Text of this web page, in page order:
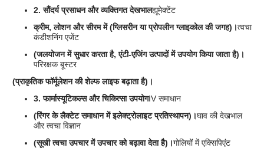
2. सौंदर्य प्रसाधन और व्यक्तिगत देखभालह्यूमेक्टेंट
क्रीम, लोशन और सीरम में (ग्लिसरीन या प्रोपलीन ग्लाइकोल की जगह)।त्वचा
कंडीशनिंग एजेंट
(जलयोजन में सुधार करता है, एंटी-एजिंग उत्पादों में उपयोग किया जाता है)।
परिरक्षक बूस्टर
(प्राकृतिक फॉर्मूलेशन की शेल्फ लाइफ बढ़ाता है)।
3. फार्मास्यूटिकल्स और चिकित्सा उपयोगIV समाधान
(रिंगर के लैक्टेट समाधान में इलेक्ट्रोलाइट प्रतिस्थापन)।घाव की देखभाल
और त्वचा विज्ञान
(सूखी त्वचा उपचार में उपचार को बढ़ावा देता है)।गोलियों में एक्सिपिएंट